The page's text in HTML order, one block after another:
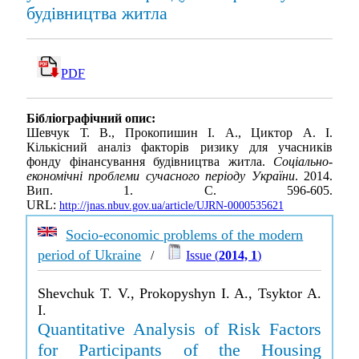
будівництва житла
PDF
Бібліографічний опис:
Шевчук Т. В., Прокопишин І. А., Циктор А. І.
Кількісний аналіз факторів ризику для учасників
фонду фінансування будівництва житла. Соціально-
економічні проблеми сучасного періоду України. 2014.
Вип. 1. С. 596-605.
URL: http://jnas.nbuv.gov.ua/article/UJRN-0000535621
Socio-economic problems of the modern
period of Ukraine / Issue (2014, 1)
Shevchuk T. V., Prokopyshyn I. A., Tsyktor A.
I.
Quantitative Analysis of Risk Factors
for Participants of the Housing